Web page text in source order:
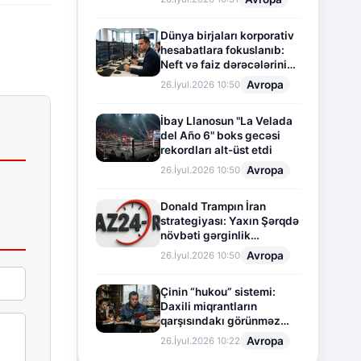
Dünya birjaları korporativ
hesabatlara fokuslanıb:
Neft və faiz dərəcələrinin
təsiri altında cari vəziyyət
26.İyul.2026 10:50 Avropa
İbay Llanosun "La Velada
del Año 6" boks gecəsi
rekordları alt-üst etdi
26.İyul.2026 10:50 Avropa
Donald Trampın İran
strategiyası: Yaxın Şərqdə
növbəti gərginlik
mərhələsi
26.İyul.2026 10:50 Avropa
Çinin “hukou” sistemi:
Daxili miqrantların
qarşısındakı görünməz
sədd
26.İyul.2026 10:22 Avropa